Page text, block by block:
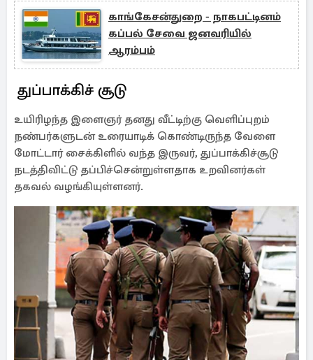
காங்கேசன்துறை - நாகபட்டினம்
கப்பல் சேவை ஜனவரியில்
ஆரம்பம்
துப்பாக்கிச் சூடு
உயிரிழந்த இளைஞர் தனது வீட்டிற்கு வெளிப்புறம்
நண்பர்களுடன் உரையாடிக் கொண்டிருந்த வேளை
மோட்டார் சைக்கிளில் வந்த இருவர், துப்பாக்கிச்சூடு
நடத்திவிட்டு தப்பிச்சென்றுள்ளதாக உறவினர்கள்
தகவல் வழங்கியுள்ளனர்.